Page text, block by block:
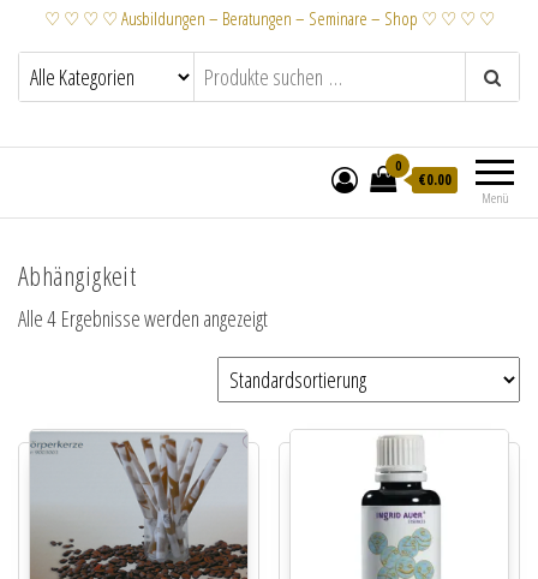
♡ ♡ ♡ ♡ Ausbildungen – Beratungen – Seminare – Shop ♡ ♡ ♡ ♡
Menü
0
€0.00
Abhängigkeit
Alle 4 Ergebnisse werden angezeigt